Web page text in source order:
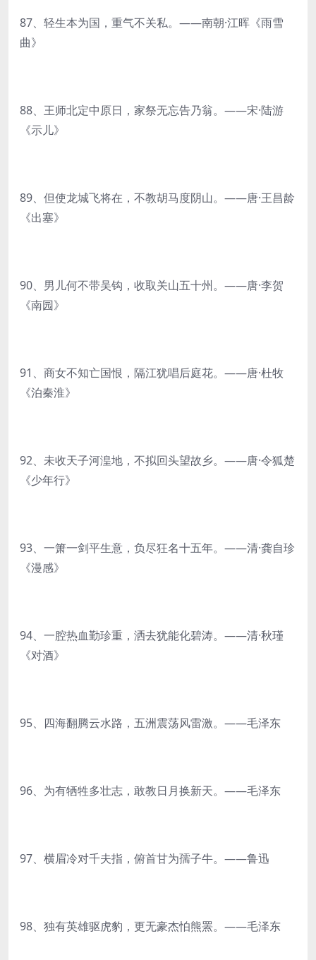
87、轻生本为国，重气不关私。——南朝·江晖《雨雪
曲》
88、王师北定中原日，家祭无忘告乃翁。——宋·陆游
《示儿》
89、但使龙城飞将在，不教胡马度阴山。——唐·王昌龄
《出塞》
90、男儿何不带吴钩，收取关山五十州。——唐·李贺
《南园》
91、商女不知亡国恨，隔江犹唱后庭花。——唐·杜牧
《泊秦淮》
92、未收天子河湟地，不拟回头望故乡。——唐·令狐楚
《少年行》
93、一箫一剑平生意，负尽狂名十五年。——清·龚自珍
《漫感》
94、一腔热血勤珍重，洒去犹能化碧涛。——清·秋瑾
《对酒》
95、四海翻腾云水路，五洲震荡风雷激。——毛泽东
96、为有牺牲多壮志，敢教日月换新天。——毛泽东
97、横眉冷对千夫指，俯首甘为孺子牛。——鲁迅
98、独有英雄驱虎豹，更无豪杰怕熊罴。——毛泽东